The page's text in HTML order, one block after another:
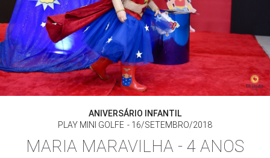
ANIVERSÁRIO INFANTIL
PLAY MINI GOLFE
16/SETEMBRO/2018
MARIA MARAVILHA - 4 ANOS